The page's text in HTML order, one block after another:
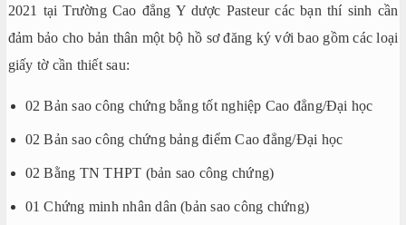
2021 tại Trường Cao đẳng Y dược Pasteur các bạn thí sinh cần
đảm bảo cho bản thân một bộ hồ sơ đăng ký với bao gồm các loại
giấy tờ cần thiết sau:
02 Bản sao công chứng bằng tốt nghiệp Cao đẳng/Đại học
02 Bản sao công chứng bảng điểm Cao đẳng/Đại học
02 Bằng TN THPT (bản sao công chứng)
01 Chứng minh nhân dân (bản sao công chứng)